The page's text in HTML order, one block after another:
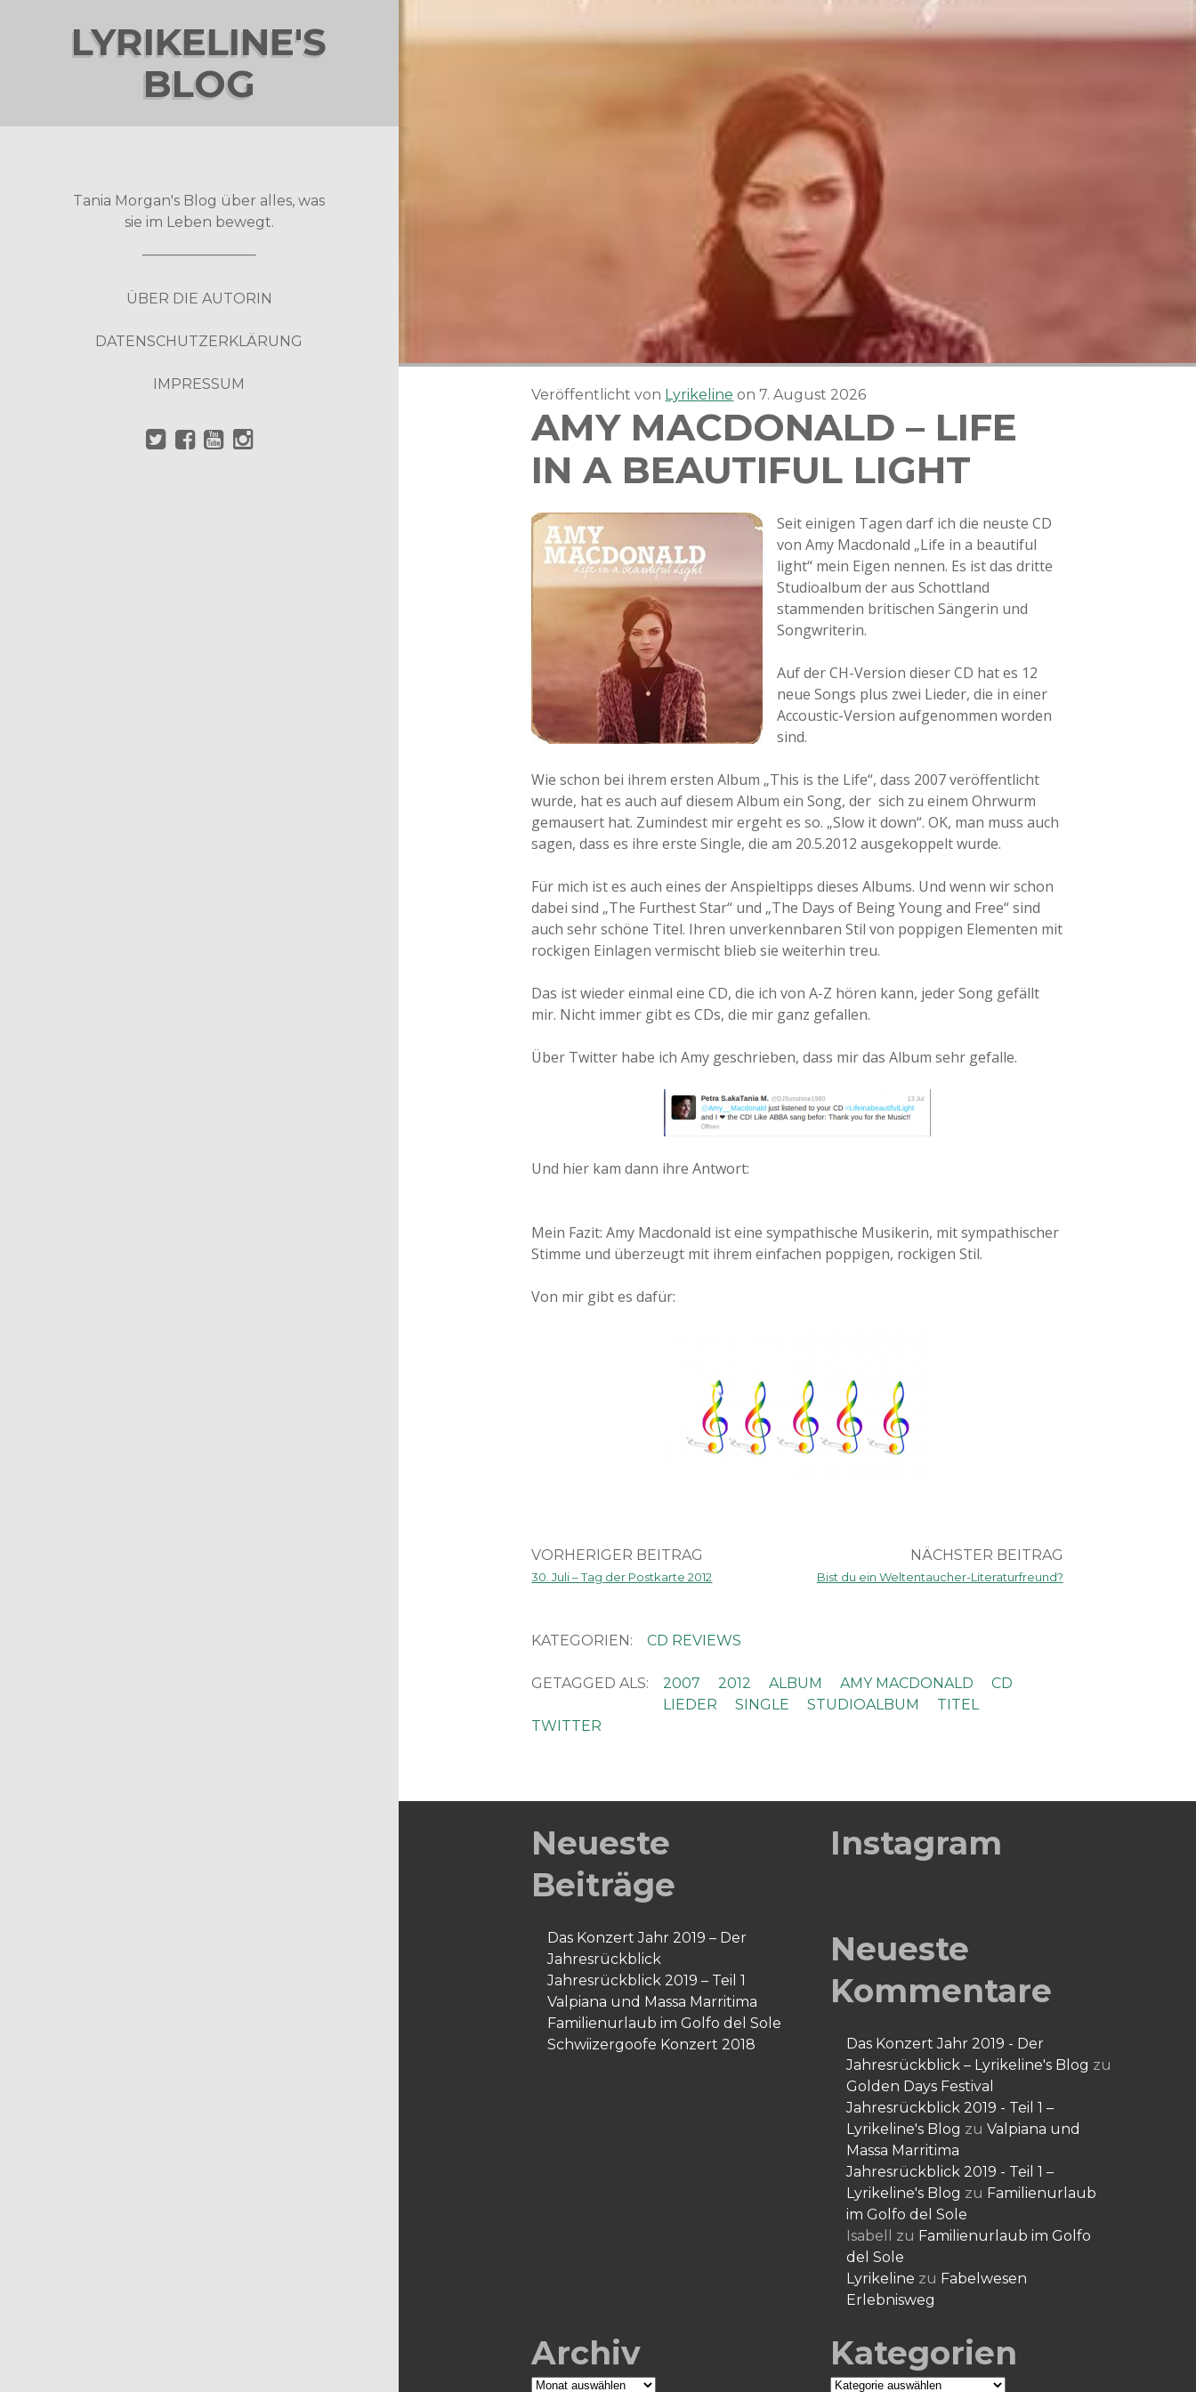
LYRIKELINE'S
BLOG
Tania Morgan's Blog über alles, was
sie im Leben bewegt.
ÜBER DIE AUTORIN
DATENSCHUTZERKLÄRUNG
IMPRESSUM
Veröffentlicht von Lyrikeline on7. August 2026
AMY MACDONALD – LIFE
IN A BEAUTIFUL LIGHT
Seit einigen Tagen darf ich die neuste CD
von Amy Macdonald „Life in a beautiful
light“ mein Eigen nennen. Es ist das dritte
Studioalbum der aus Schottland
stammenden britischen Sängerin und
Songwriterin.
Auf der CH-Version dieser CD hat es 12
neue Songs plus zwei Lieder, die in einer
Accoustic-Version aufgenommen worden
sind.
Wie schon bei ihrem ersten Album „This is the Life“, dass 2007 veröffentlicht
wurde, hat es auch auf diesem Album ein Song, der sich zu einem Ohrwurm
gemausert hat. Zumindest mir ergeht es so. „Slow it down“. OK, man muss auch
sagen, dass es ihre erste Single, die am 20.5.2012 ausgekoppelt wurde.
Für mich ist es auch eines der Anspieltipps dieses Albums. Und wenn wir schon
dabei sind „The Furthest Star“ und „The Days of Being Young and Free“ sind
auch sehr schöne Titel. Ihren unverkennbaren Stil von poppigen Elementen mit
rockigen Einlagen vermischt blieb sie weiterhin treu.
Das ist wieder einmal eine CD, die ich von A-Z hören kann, jeder Song gefällt
mir. Nicht immer gibt es CDs, die mir ganz gefallen.
Über Twitter habe ich Amy geschrieben, dass mir das Album sehr gefalle.
Und hier kam dann ihre Antwort:
Mein Fazit: Amy Macdonald ist eine sympathische Musikerin, mit sympathischer
Stimme und überzeugt mit ihrem einfachen poppigen, rockigen Stil.
Von mir gibt es dafür:
VORHERIGER BEITRAG
30. Juli – Tag der Postkarte 2012
NÄCHSTER BEITRAG
Bist du ein Weltentaucher-Literaturfreund?
KATEGORIEN: CD REVIEWS
GETAGGED ALS: 2007 2012 ALBUM AMY MACDONALD
CD
LIEDER
SINGLE STUDIOALBUM
TITEL
TWITTER
Neueste
Beiträge
Das Konzert Jahr 2019 – Der
Jahresrückblick
Jahresrückblick 2019 – Teil 1
Valpiana und Massa Marritima
Familienurlaub im Golfo del Sole
Schwiizergoofe Konzert 2018
Instagram
Neueste
Kommentare
Das Konzert Jahr 2019 - Der
Jahresrückblick – Lyrikeline's Blog zu
Golden Days Festival
Jahresrückblick 2019 - Teil 1 –
Lyrikeline's Blog zuValpiana und
Massa Marritima
Jahresrückblick 2019 - Teil 1 –
Lyrikeline's Blog zu Familienurlaub
im Golfo del Sole
Isabell
zu Familienurlaub im Golfo
del Sole
Lyrikeline zu Fabelwesen
Erlebnisweg
Archiv
Archiv
Kategorien
Kategorien